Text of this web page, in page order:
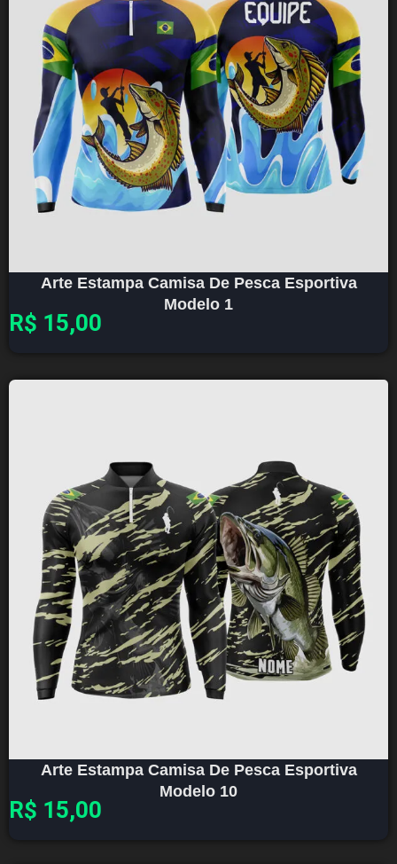
Arte Estampa Camisa De Pesca Esportiva
Modelo 1
R$ 15,00
Arte Estampa Camisa De Pesca Esportiva
Modelo 10
R$ 15,00